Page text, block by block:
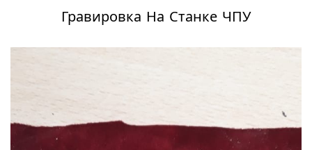
Гравировка На Станке ЧПУ